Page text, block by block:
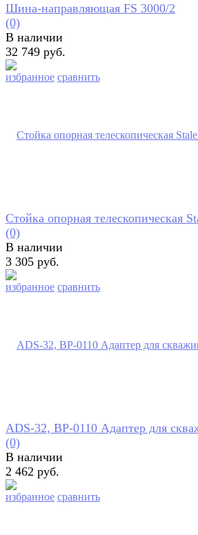
избранное сравнить
Шина-направляющая FS 3000/2
(0)
В наличии
32 749 руб.
избранное сравнить
Стойка опорная телескопическая
(0)
В наличии
3 305 руб.
избранное сравнить
ADS-32, BP-0110 Адаптер для
(0)
В наличии
2 462 руб.